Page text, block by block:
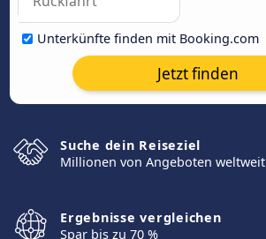
Unterkünfte finden mit Booking.com
Jetzt finden
Suche dein Reiseziel
Millionen von Angeboten weltweit
Ergebnisse vergleichen
Spar bis zu 70 %